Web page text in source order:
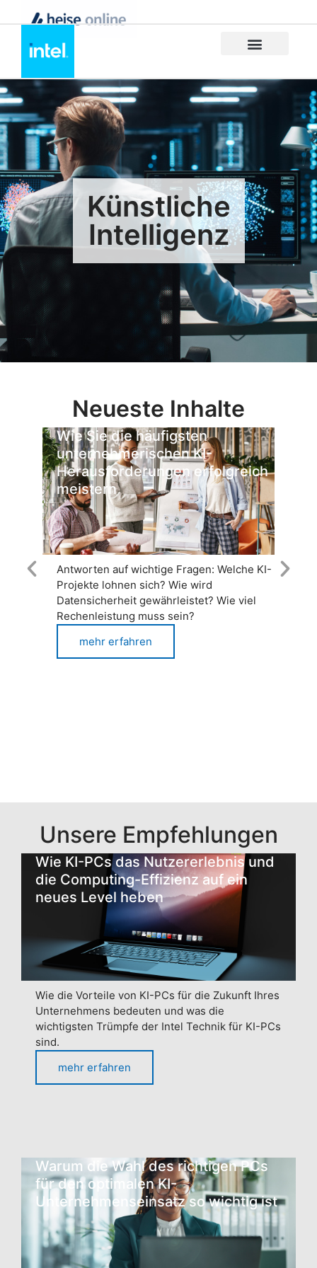
Künstliche
Intelligenz
Neueste Inhalte
Wie Sie die häufigsten
unternehmerischen KI-
Herausforderungen erfolgreich
meistern
Antworten auf wichtige Fragen: Welche KI-
Projekte lohnen sich? Wie wird
Datensicherheit gewährleistet? Wie viel
Rechenleistung muss sein?
mehr erfahren
Unsere Empfehlungen
Wie KI-PCs das Nutzererlebnis und
die Computing-Effizienz auf ein
neues Level heben
Wie die Vorteile von KI-PCs für die Zukunft Ihres
Unternehmens bedeuten und was die
wichtigsten Trümpfe der Intel Technik für KI-PCs
sind.
mehr erfahren
Warum die Wahl des richtigen PCs
für den optimalen KI-
Unternehmenseinsatz so wichtig ist